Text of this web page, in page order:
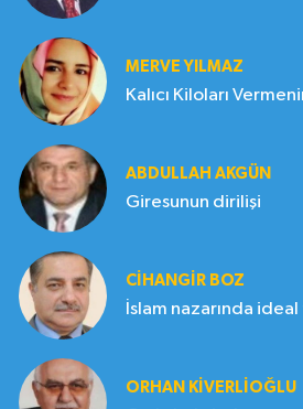
MERVE YILMAZ
Kalıcı Kiloları
ABDULLAH AKGÜN
Giresunun dirilişi
CIHANGIR BOZ
İslam nazarında
ORHAN KIVERLIOĞLU